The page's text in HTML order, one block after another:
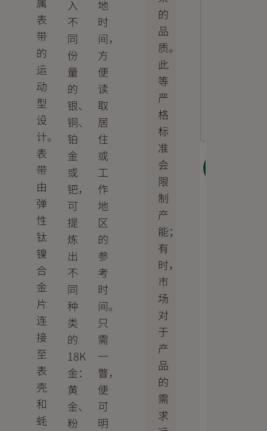
表
带
的
运
动
型
设
计。
表
带
由
弹
性
钛
镍
合
金
片
连
接
至
表
壳
和
蚝
入
不
同
份
量
的
银、
铜、
铂
金
或
钯，
可
提
炼
出
不
同
种
类
的
18K
金：
黄
金、
粉
地
时
间，
方
便
读
取
居
住
或
工
作
地
区
的
参
考
时
间。
只
需
一
瞥，
便
可
明
的
品
质。
此
等
严
格
标
准
会
限
制
产
能；
有
时，
市
场
对
于
产
品
的
需
求